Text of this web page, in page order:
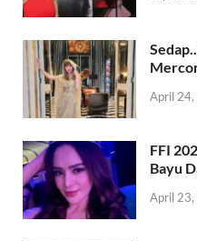
April
FFI
Bayu
April